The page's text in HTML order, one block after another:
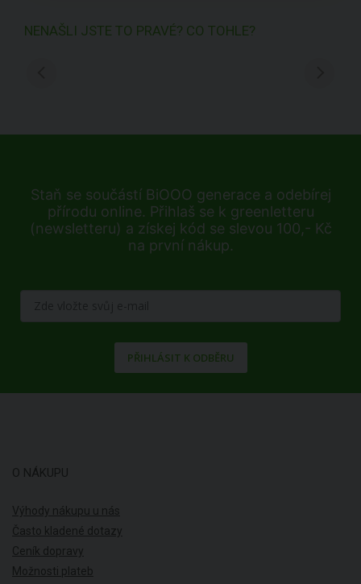
NENAŠLI JSTE TO PRAVÉ? CO TOHLE?
Staň se součástí BiOOO generace a odebírej
přírodu online. Přihlaš se k greenletteru
(newsletteru) a získej kód se slevou 100,- Kč
na první nákup.
PŘIHLÁSIT K ODBĚRU
O NÁKUPU
Výhody nákupu u nás
Často kladené dotazy
Ceník dopravy
Možnosti plateb